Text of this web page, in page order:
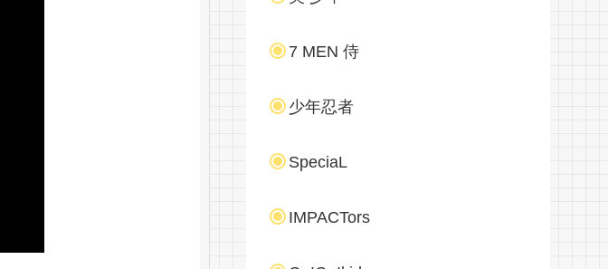
7 MEN 侍
少年忍者
SpeciaL
IMPACTors